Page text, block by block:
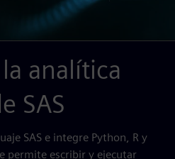
analítica
SAS
SAS e integre Python, R y
permite escribir y ejecutar